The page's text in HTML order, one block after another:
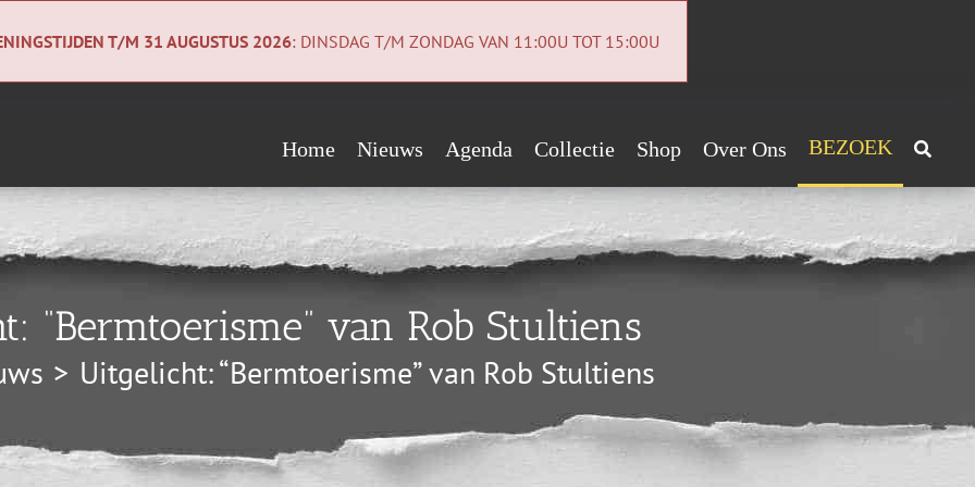
T/M 31 AUGUSTUS 2026: DINSDAG T/M ZONDAG VAN 11:00U TOT 15:00U
Home Nieuws Agenda
Archief
Collectie
Geologiecollectie Archeologiecollectie
Shop Over Ons
Wie steunen ons?
Vrienden
Begunstigers
Sponsors
Handig!
Contact
Nieuwsbrief
Privacybeleid
BEZOEK
“Bermtoerisme” van Rob Stultiens
Uitgelicht: “Bermtoerisme” van Rob Stultiens